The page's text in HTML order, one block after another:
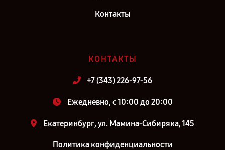
Контакты
КОНТАКТЫ
+7 (343) 226-97-56
Ежедневно, с 10:00 до 20:00
Екатеринбург, ул. Мамина-Сибиряка, 145
Политика конфиденциальности